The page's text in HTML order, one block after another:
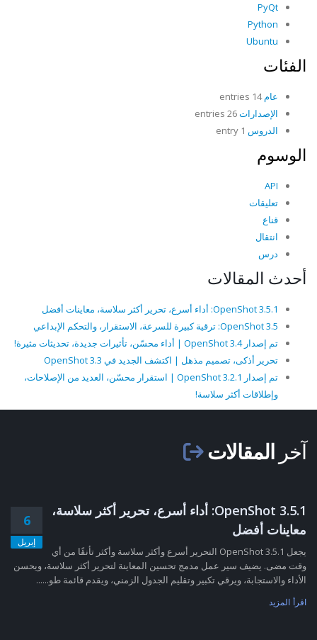
PyQt
Python
Ubuntu
الفئات
عام14 entries
الإصدارات
الدروس
الوسوم
API
تعليقات
قناع
انتقال
درس
أحدث المقالات
OpenShot 3.5.1: أداء أسرع، تحرير أكثر سلاسة، معاينات أفضل
OpenShot 3.5: ترقية كبيرة للسرعة، الاستقرار، والتحكم الإبداعي
تم إصدار OpenShot 3.4 | أداء محسّن، تأثيرات جديدة، تحديثات مثيرة!
تحرير أذكى، تصميم مذهل | اكتشف الجديد في OpenShot 3.3
تم إصدار OpenShot 3.2.1 | استقرار محسّن، العديد من الإصلاحات،
وإطلاقات أكثر سلاسة!
آخر المقالات
6
إبريل
OpenShot 3.5.1: أداء أسرع، تحرير أكثر سلاسة،
معاينات أفضل
يجعل OpenShot 3.5.1 التحرير أسرع وأكثر سلاسة وأكثر تأنقًا من أي
وقت مضى. يضيف سير عمل مدمج تحسين المعاينة لتحرير أكثر سلاسة، ويحسن
الأداء والاستجابة، ويرقي تكبير وتقليم الجدول الزمني، ويقدم قائمة طو......
اقرأ المزيد